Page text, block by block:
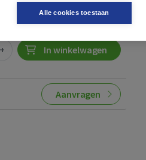
+ In winkelwagen
Aanvragen
Alle cookies toestaan